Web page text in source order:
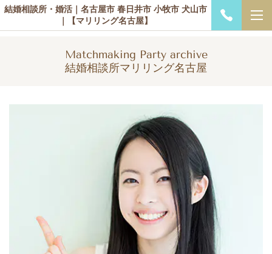
結婚相談所・婚活｜名古屋市 春日井市 小牧市 犬山市
｜【マリリング名古屋】
Matchmaking Party archive
結婚相談所マリリング名古屋